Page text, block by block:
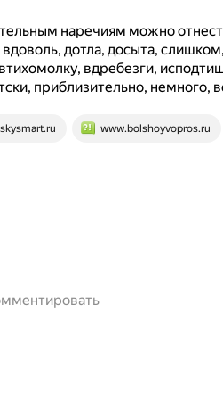
наречиям можно
дотла, досыта,
вдребезги,
приблизительно, немного,
skysmart.ru www.bolshoyvopros.ru